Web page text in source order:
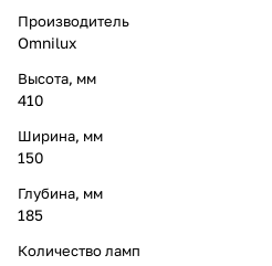
Производитель
Omnilux
Высота, мм
410
Ширина, мм
150
Глубина, мм
185
Количество ламп